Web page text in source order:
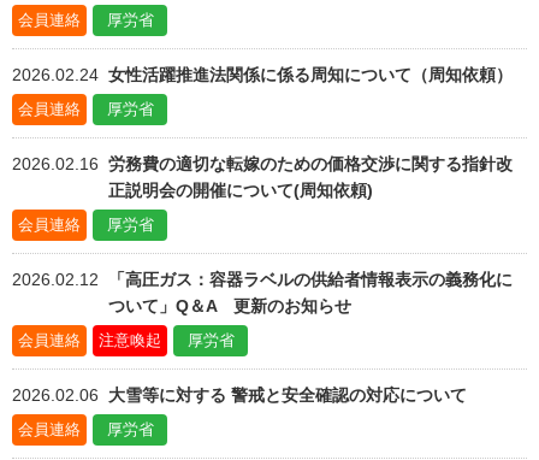
会員連絡 厚労省
2026.02.24 女性活躍推進法関係に係る周知について（周知依頼）
会員連絡 厚労省
2026.02.16 労務費の適切な転嫁のための価格交渉に関する指針改
正説明会の開催について(周知依頼)
会員連絡 厚労省
2026.02.12
「高圧ガス：容器ラベルの供給者情報表示の義務化に
ついて」Q＆A 更新のお知らせ
会員連絡 注意喚起 厚労省
2026.02.06 大雪等に対する 警戒と安全確認の対応について
会員連絡 厚労省